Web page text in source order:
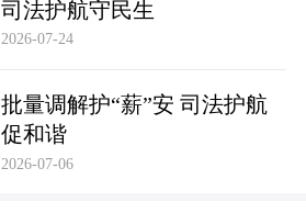
司法护航守民生
2026-07-24
批量调解护“薪”安 司法护航
促和谐
2026-07-06